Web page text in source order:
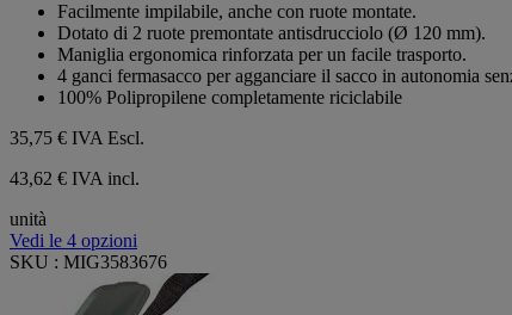
recensione
Facilmente impilabile, anche con ruote montate.
Dotato di 2 ruote premontate antisdrucciolo (Ø 120 mm).
Maniglia ergonomica rinforzata per un facile trasporto.
4 ganci fermasacco per agganciare il sacco in autonomia
100% Polipropilene completamente riciclabile
35,75 € IVA Escl.
43,62 € IVA incl.
unità
Vedi le 4 opzioni
SKU : MIG3583676